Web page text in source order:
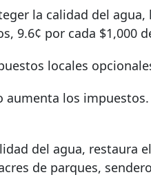
la calidad del
9.6¢ por cada $1,000
locales
aumenta los
del agua, restaura
de parques,